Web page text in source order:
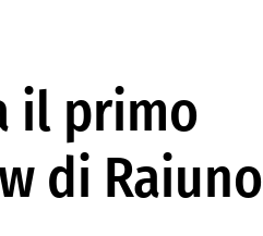
il primo
di Raiuno